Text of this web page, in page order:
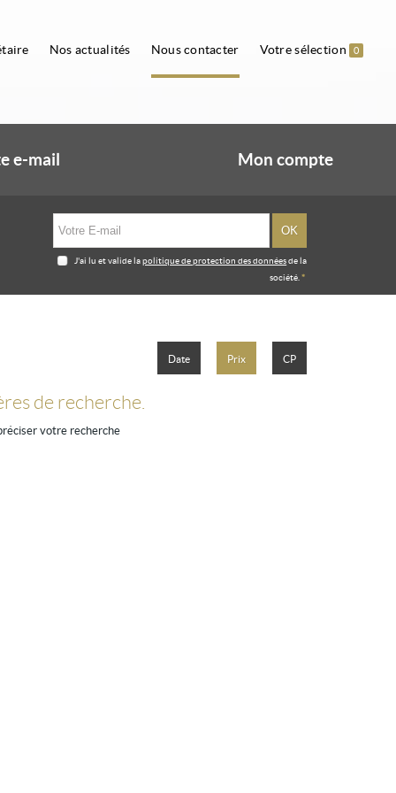
Nos actualités Nous contacter Votre sélection 0
e-mail Mon compte
J'ai lu et valide lapolitique de protection des données de la
société. *
Date Prix CP
de recherche.
votre recherche